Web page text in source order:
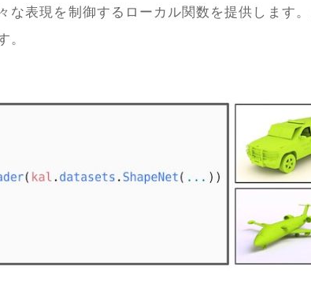
な表現を制御するローカル関数を提供します。
。